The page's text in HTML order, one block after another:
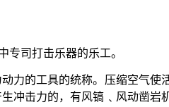
专司打击乐器的乐工。
力的工具的统称。压缩空气使
冲击力的，有风镐﹑风动凿岩